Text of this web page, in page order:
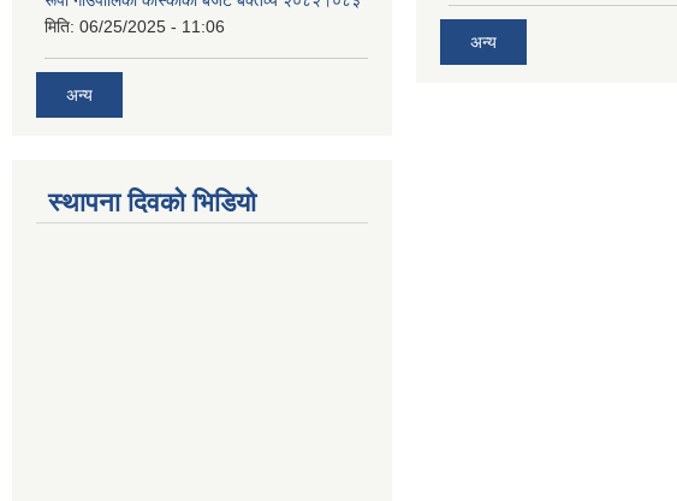
मिति: 06/25/2025 - 11:06
अन्य
अन्य
स्थापना दिवको भिडियो